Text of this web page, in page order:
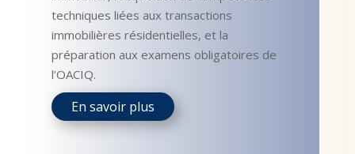
techniques liées aux transactions
immobilières résidentielles, et la
préparation aux examens obligatoires de
l’OACIQ.
En savoir plus